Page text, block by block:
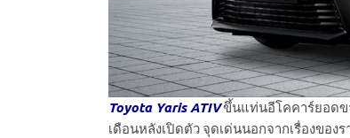
Toyota Yaris ATIVขึ้นแท่นอีโคคาร์ยอดข
เดือนหลังเปิดตัว จุดเด่นนอกจากเรื่องของ